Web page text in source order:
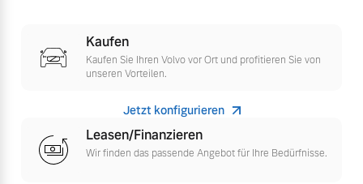
Kaufen
Kaufen Sie Ihren Volvo vor Ort und profitieren Sie von
unseren Vorteilen.
Jetzt konfigurieren
Leasen/Finanzieren
Wir finden das passende Angebot für Ihre Bedürfnisse.